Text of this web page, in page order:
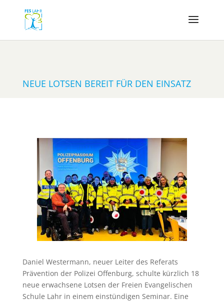
NEUE LOTSEN BEREIT FÜR DEN EINSATZ
Daniel Westermann, neuer Leiter des Referats
Prävention der Polizei Offenburg, schulte kürzlich 18
neue erwachsene Lotsen der Freien Evangelischen
Schule Lahr in einem einstündigen Seminar. Eine